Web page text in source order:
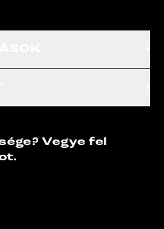
Vegye fel